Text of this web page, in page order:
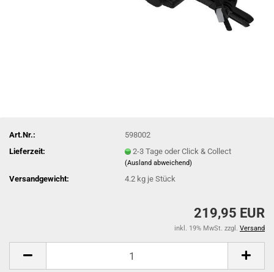
Art.Nr.:
598002
Lieferzeit:
2-3 Tage oder Click & Collect
(Ausland abweichend)
Versandgewicht: 4.2 kg je Stück
219,95 EUR
inkl. 19% MwSt. zzgl. Versand